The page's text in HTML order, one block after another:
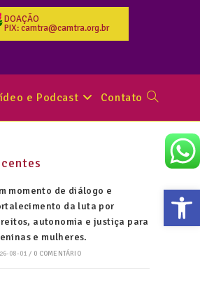
DOAÇÃO
PIX: camtra@camtra.org.br
e Podcast Contato
momento de diálogo e
da luta por
autonomia e justiça para
e mulheres.
08-01 / 0 COMENTÁRIO